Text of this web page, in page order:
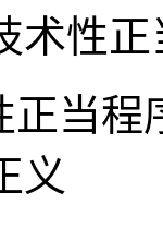
术性
正当程
义